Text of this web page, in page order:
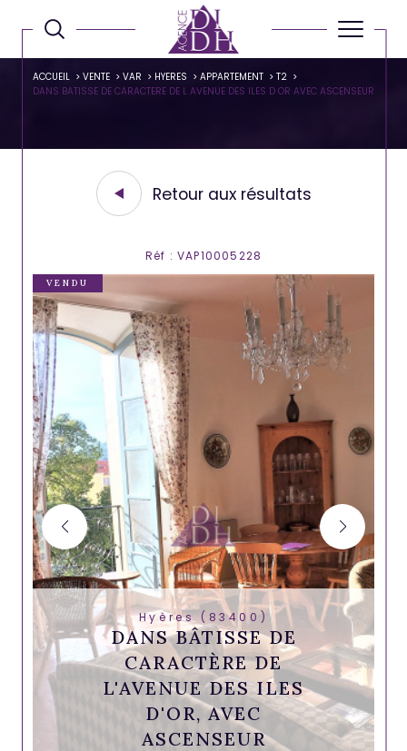
ACCUEIL VENTE VAR HYERES APPARTEMENT
T2
DANS BATISSE DE CARACTERE DE L AVENUE DES ILES D OR AVEC ASCENSEUR
Retour aux résultats
Réf : VAP10005228
VENDU
Hyères (83400)
DANS BÂTISSE DE
CARACTÈRE DE
L'AVENUE DES ILES
D'OR, AVEC
ASCENSEUR